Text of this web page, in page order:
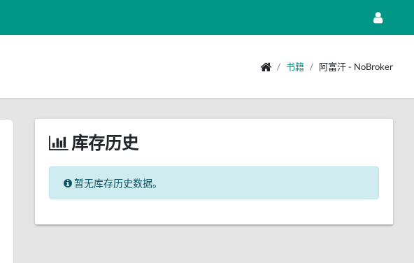
书籍 阿富汗 - NoBroker
库存历史
暂无库存历史数据。